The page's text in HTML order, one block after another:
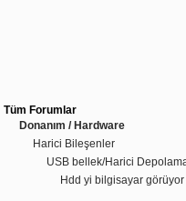
Tüm Forumlar
Donanım / Hardware
Harici Bileşenler
USB bellek/Harici
Hdd yi bilgisayar görüyor